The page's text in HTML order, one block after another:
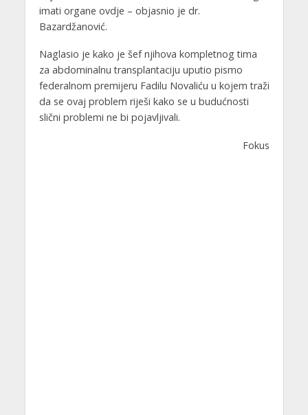
imati organe ovdje – objasnio je dr.
Bazardžanović.
Naglasio je kako je šef njihova kompletnog tima
za abdominalnu transplantaciju uputio pismo
federalnom premijeru Fadilu Novaliću u kojem traži
da se ovaj problem riješi kako se u budućnosti
slični problemi ne bi pojavljivali.
Fokus